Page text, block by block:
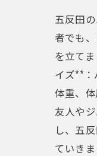
五反田
者でも
を立て
イズ**：
体重、
友人や
し、五
ていきま